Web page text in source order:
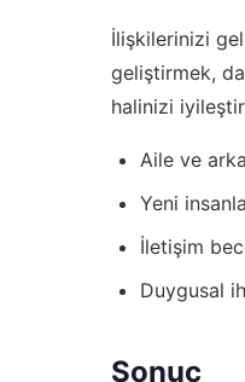
İlişkilerinizi
geliştirmek,
halinizi
Aile ve
Yeni
İletişim
Duygusal
Sonuç